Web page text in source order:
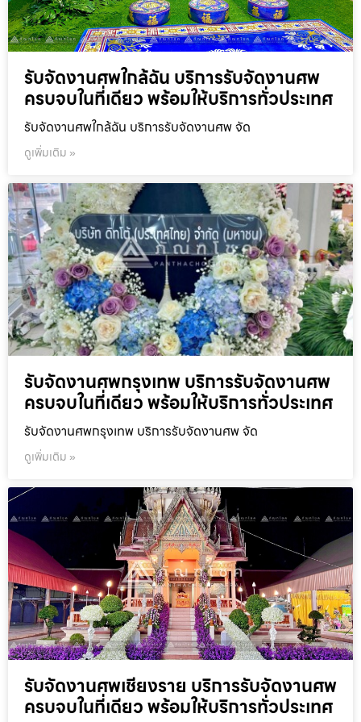
รับจัดงานศพใกล้ฉัน บริการรับจัดงานศพ
ครบจบในที่เดียว พร้อมให้บริการทั่วประเทศ
รับจัดงานศพใกล้ฉัน บริการรับจัดงานศพ จัด
ดูเพิ่มเติม »
รับจัดงานศพกรุงเทพ บริการรับจัดงานศพ
ครบจบในที่เดียว พร้อมให้บริการทั่วประเทศ
รับจัดงานศพกรุงเทพ บริการรับจัดงานศพ จัด
ดูเพิ่มเติม »
รับจัดงานศพเชียงราย บริการรับจัดงานศพ
ครบจบในที่เดียว พร้อมให้บริการทั่วประเทศ